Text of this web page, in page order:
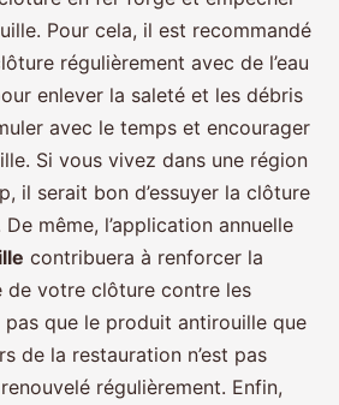
Pour cela, il est recommandé
régulièrement avec de l’eau
enlever la saleté et les débris
avec le temps et encourager
Si vous vivez dans une région
il serait bon d’essuyer la clôture
même, l’application annuelle
contribuera à renforcer la
de votre clôture contre les
pas que le produit antirouille que
de la restauration n’est pas
régulièrement. Enfin,